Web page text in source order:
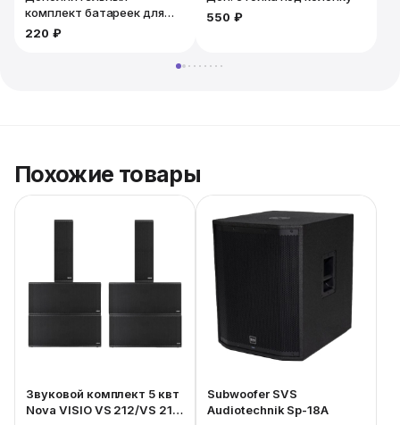
комплект батареек для
микрофона. 2шт
220 ₽
550 ₽
Похожие товары
Звуковой комплект 5 квт
Nova VISIO VS 212/VS 218
Subwoofer SVS
Audiotechnik Sp-18A